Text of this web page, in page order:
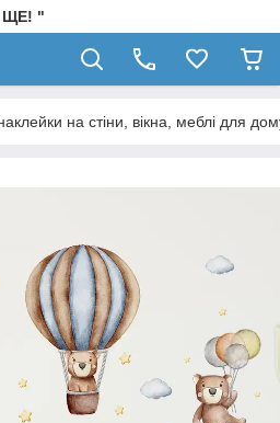
ЩЕ! "
наклейки на стіни, вікна, меблі для